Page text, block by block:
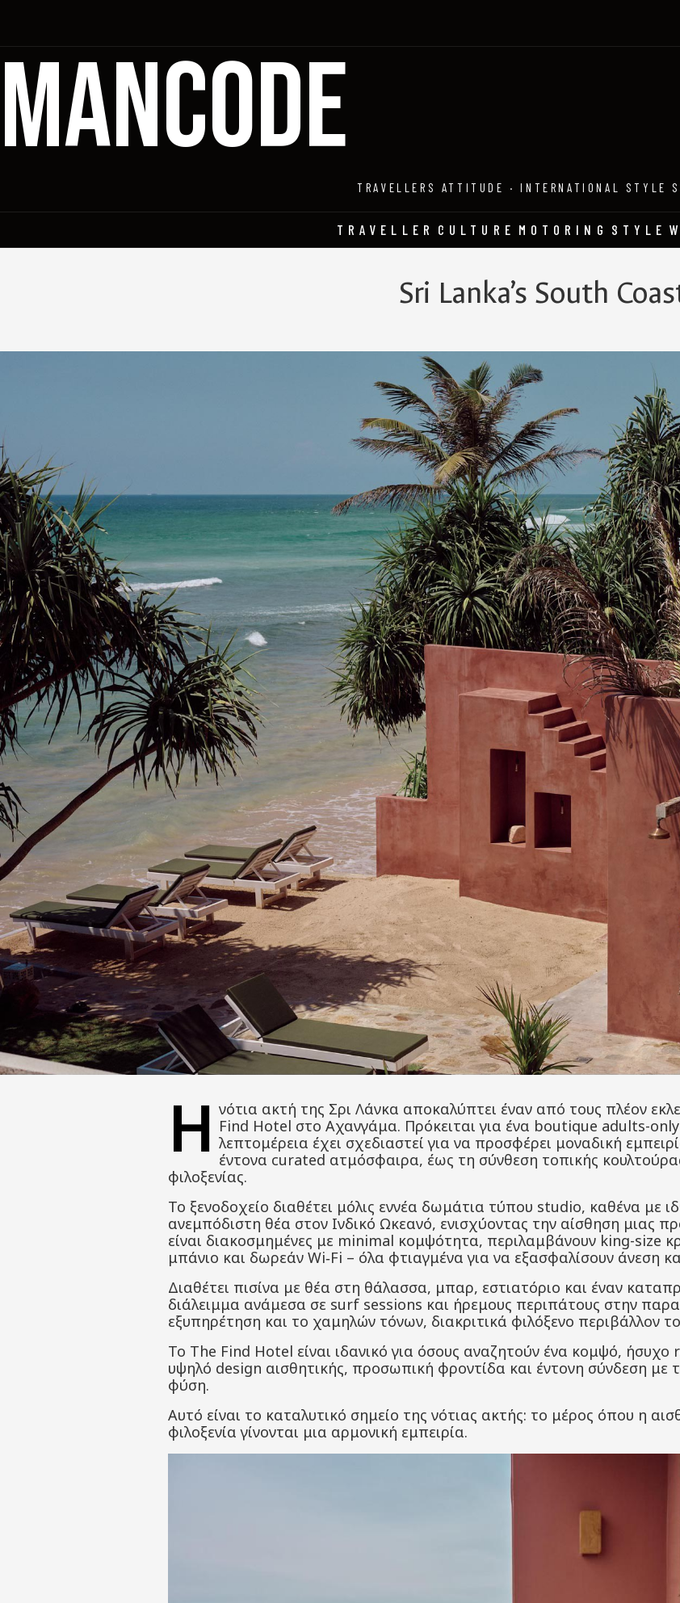
MANCODE
TRAVELLERS ATTITUDE · INTERNATIONAL STYLE
TRAVELLER CULTURE MOTORING STYLE
Sri Lanka’s South
Η νότια ακτή της Σρι Λάνκα αποκαλύπτει έναν από τους πλέον
Find Hotel στο Αχανγάμα. Πρόκειται για ένα boutique adults-
λεπτομέρεια έχει σχεδιαστεί για να προσφέρει μοναδική
έντονα curated ατμόσφαιρα, έως τη σύνθεση τοπικής
φιλοξενίας.
Το ξενοδοχείο διαθέτει μόλις εννέα δωμάτια τύπου studio, καθένα με
ανεμπόδιστη θέα στον Ινδικό Ωκεανό, ενισχύοντας την αίσθηση μιας
είναι διακοσμημένες με minimal κομψότητα, περιλαμβάνουν king-size
μπάνιο και δωρεάν Wi‑Fi – όλα φτιαγμένα για να εξασφαλίσουν άνεση
Διαθέτει πισίνα με θέα στη θάλασσα, μπαρ, εστιατόριο και έναν
διάλειμμα ανάμεσα σε surf sessions και ήρεμους περιπάτους στην
εξυπηρέτηση και το χαμηλών τόνων, διακριτικά φιλόξενο περιβάλλον
Το The Find Hotel είναι ιδανικό για όσους αναζητούν ένα κομψό,
υψηλό design αισθητικής, προσωπική φροντίδα και έντονη σύνδεση με
φύση.
Αυτό είναι το καταλυτικό σημείο της νότιας ακτής: το μέρος όπου η
φιλοξενία γίνονται μια αρμονική εμπειρία.